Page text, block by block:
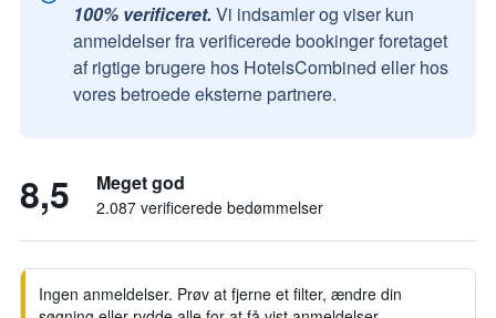
100% verificeret. Vi indsamler og viser kun
anmeldelser fra verificerede bookinger foretaget
af rigtige brugere hos HotelsCombined eller hos
vores betroede eksterne partnere.
8,5 Meget god
2.087 verificerede bedømmelser
Ingen anmeldelser. Prøv at fjerne et filter, ændre din